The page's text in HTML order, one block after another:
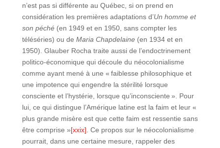
n’est pas si différente au Québec, si on prend en
considération les premières adaptations d’Un homme et
son péché (en 1949 et en 1950, sans compter les
téléséries) ou de Maria Chapdelaine(en 1934 et en
1950). Glauber Rocha traite aussi de l’endoctrinement
politico-économique qui découle du néocolonialisme
comme ayant mené à une « faiblesse philosophique et
une impotence qui engendre la stérilité lorsque
consciente et l’hystérie, lorsque qu’inconsciente ». Pour
lui, ce qui distingue l’Amérique latine est la faim et leur «
plus grande misère est que cette faim est ressentie sans
être comprise »[xxix]. Ce propos sur le néocolonialisme
pourrait, dans une certaine mesure, rappeler des